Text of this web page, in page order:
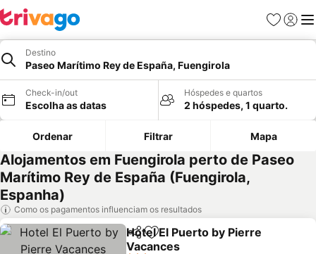
Favoritos
Iniciar
Destino
Paseo Marítimo Rey de España, Fuengirola
Check-in/out
Escolha as datas
Hóspedes e quartos
2 hóspedes, 1 quarto.
Ordenar Filtrar Mapa
Alojamentos em Fuengirola perto de Paseo
Marítimo Rey de España (Fuengirola,
Espanha)
Como os pagamentos influenciam os resultados
PartilharAdicionar aos favoritos
Hotel El Puerto by Pierre
Vacances